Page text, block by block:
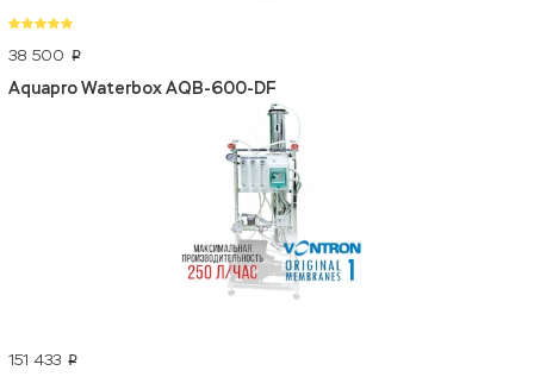
38 500 p
Aquapro Waterbox AQB-600-DF
151 433 p